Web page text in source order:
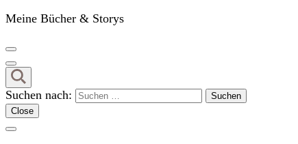
Meine Bücher & Storys
Suchen nach:
Close